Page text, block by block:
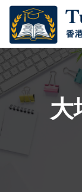
大